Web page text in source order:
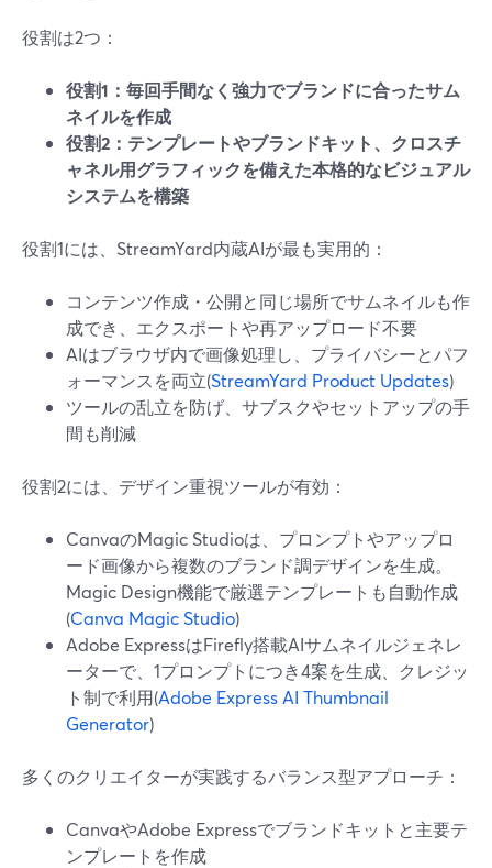
役割は2つ：
役割1：毎回手間なく強力でブランドに合ったサム
ネイルを作成
役割2：テンプレートやブランドキット、クロスチ
ャネル用グラフィックを備えた本格的なビジュアル
システムを構築
役割1には、StreamYard内蔵AIが最も実用的：
コンテンツ作成・公開と同じ場所でサムネイルも作
成でき、エクスポートや再アップロード不要
AIはブラウザ内で画像処理し、プライバシーとパフ
ォーマンスを両立(StreamYard Product Updates)
ツールの乱立を防げ、サブスクやセットアップの手
間も削減
役割2には、デザイン重視ツールが有効：
CanvaのMagic Studioは、プロンプトやアップロ
ード画像から複数のブランド調デザインを生成。
Magic Design機能で厳選テンプレートも自動作成
(Canva Magic Studio)
Adobe ExpressはFirefly搭載AIサムネイルジェネレ
ーターで、1プロンプトにつき4案を生成、クレジッ
ト制で利用(Adobe Express AI Thumbnail
Generator)
多くのクリエイターが実践するバランス型アプローチ：
CanvaやAdobe Expressでブランドキットと主要テ
ンプレートを作成